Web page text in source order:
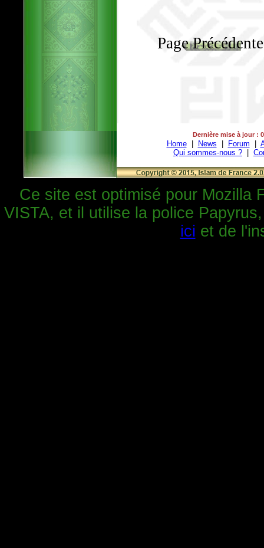
Page Précédente
Dernière mise à jour :
Home| News Forum
Qui sommes-nous ?
Ce site est optimisé pour Mozilla
VISTA, et il utilise la police
ici et de